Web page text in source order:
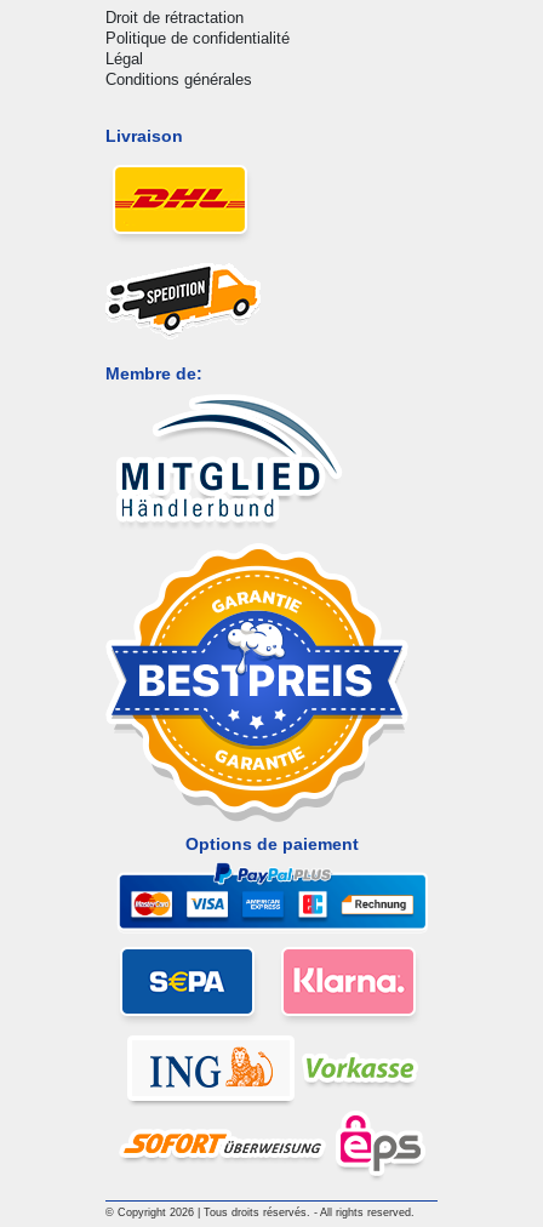
Droit de rétractation
Politique de confidentialité
Légal
Conditions générales
Livraison
Membre de:
Options de paiement
© Copyright 2026 | Tous droits réservés. - All rights reserved.